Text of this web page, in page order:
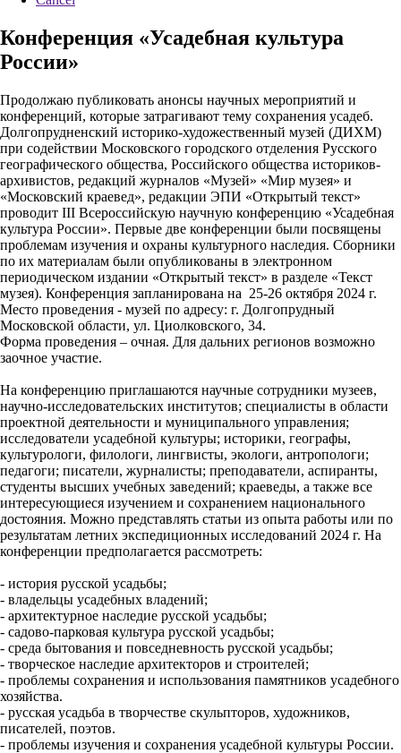
Конференция «Усадебная культура
России»
Продолжаю публиковать анонсы научных мероприятий и
конференций, которые затрагивают тему сохранения усадеб.
Долгопрудненский историко-художественный музей (ДИХМ)
при содействии Московского городского отделения Русского
географического общества, Российского общества историков-
архивистов, редакций журналов «Музей» «Мир музея» и
«Московский краевед», редакции ЭПИ «Открытый текст»
проводит III Всероссийскую научную конференцию «Усадебная
культура России». Первые две конференции были посвящены
проблемам изучения и охраны культурного наследия. Сборники
по их материалам были опубликованы в электронном
периодическом издании «Открытый текст» в разделе «Текст
музея). Конференция запланирована на 25-26 октября 2024 г.
Место проведения - музей по адресу: г. Долгопрудный
Московской области, ул. Циолковского, 34.
Форма проведения – очная. Для дальних регионов возможно
заочное участие.
На конференцию приглашаются научные сотрудники музеев,
научно-исследовательских институтов; специалисты в области
проектной деятельности и муниципального управления;
исследователи усадебной культуры; историки, географы,
культурологи, филологи, лингвисты, экологи, антропологи;
педагоги; писатели, журналисты; преподаватели, аспиранты,
студенты высших учебных заведений; краеведы, а также все
интересующиеся изучением и сохранением национального
достояния. Можно представлять статьи из опыта работы или по
результатам летних экспедиционных исследований 2024 г. На
конференции предполагается рассмотреть:
- история русской усадьбы;
- владельцы усадебных владений;
- архитектурное наследие русской усадьбы;
- садово-парковая культура русской усадьбы;
- среда бытования и повседневность русской усадьбы;
- творческое наследие архитекторов и строителей;
- проблемы сохранения и использования памятников усадебного
хозяйства.
- русская усадьба в творчестве скульпторов, художников,
писателей, поэтов.
- проблемы изучения и сохранения усадебной культуры России.